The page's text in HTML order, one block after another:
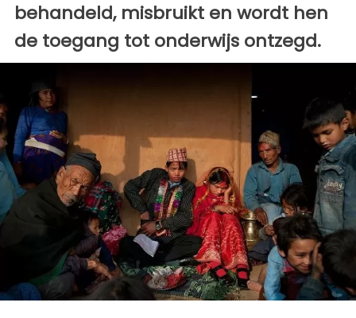
behandeld, misbruikt en wordt hen
de toegang tot onderwijs ontzegd.